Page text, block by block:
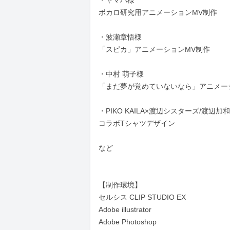
ボカロ研究用アニメーションMV制作
・波瀬章悟様
「スピカ」アニメーションMV制作
・中村 萌子様
「まだ夢が覚めていないなら」アニメ
・PIKO KAILA×渡辺シスターズ/渡辺加
コラボTシャツデザイン
など
【制作環境】
セルシス CLIP STUDIO EX
Adobe illustrator
Adobe Photoshop